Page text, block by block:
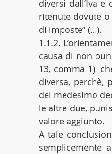
diversi dall’Iva e
ritenute dovute o
di imposte” (…).
1.1.2.
causa di non
13, comma 1),
diversa, perchè,
del medesimo
le altre due,
valore aggiunto.
A tale
semplicemente